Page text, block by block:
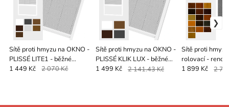
Sítě proti hmyzu na OKNO -
PLISSÉ LITE1 - běžné
odstíny
1 449 Kč 2 070 Kč
Sítě proti hmyzu na OKNO -
PLISSÉ KLIK LUX - běžné
odstíny
1 499 Kč 2 141.43 Kč
Sítě proti
rolovací -
1 899 Kč 2